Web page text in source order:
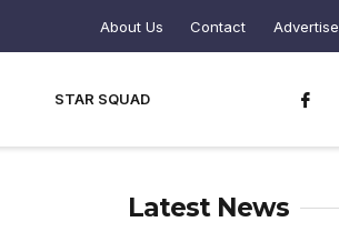
About Us Contact Advertise
STAR SQUAD
Latest News